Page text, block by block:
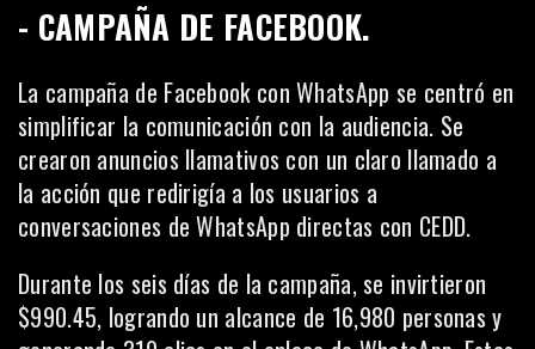
- CAMPAÑA DE FACEBOOK.
La campaña de Facebook con WhatsApp se centró en
simplificar la comunicación con la audiencia. Se
crearon anuncios llamativos con un claro llamado a
la acción que redirigía a los usuarios a
conversaciones de WhatsApp directas con CEDD.
Durante los seis días de la campaña, se invirtieron
$990.45, logrando un alcance de 16,980 personas y